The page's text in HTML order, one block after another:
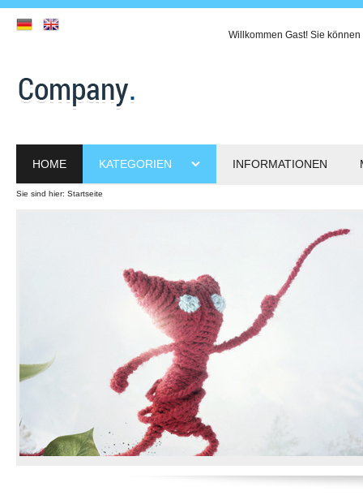
Willkommen Gast! Sie
HOME KATEGORIEN INFORMATIONEN
Sie sind hier: Startseite